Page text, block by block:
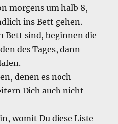
morgens um halb 8,
ins Bett gehen.
Bett sind, beginnen die
des Tages, dann
denen es noch
Dich auch nicht
womit Du diese Liste